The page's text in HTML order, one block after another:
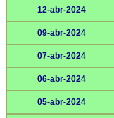
12-abr-2024
09-abr-2024
07-abr-2024
06-abr-2024
05-abr-2024